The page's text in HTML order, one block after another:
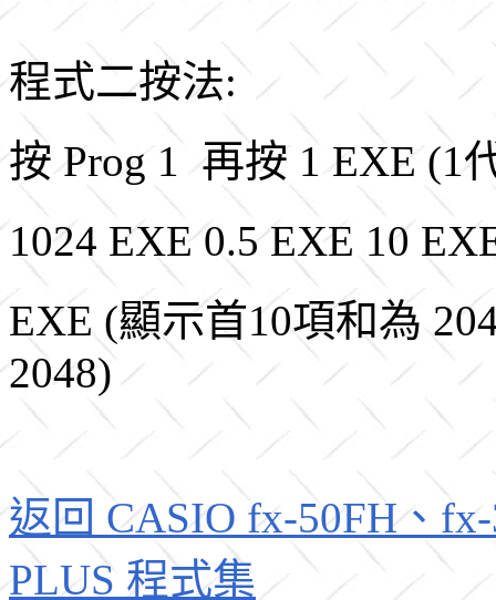
程式二按法:
按 Prog 1 再按 1 EXE (1
1024 EXE 0.5 EXE 10
EXE (顯示首10項和為
2048)
返回 CASIO fx-50FH、
PLUS 程式集